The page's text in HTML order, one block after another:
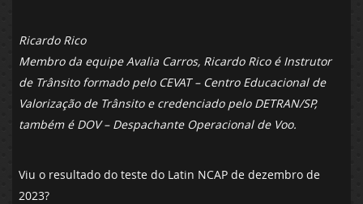
Ricardo Rico
Membro da equipe Avalia Carros, Ricardo Rico é Instrutor
de Trânsito formado pelo CEVAT – Centro Educacional de
Valorização de Trânsito e credenciado pelo DETRAN/SP,
também é DOV – Despachante Operacional de Voo.
Viu o resultado do teste do Latin NCAP de dezembro de
2023?